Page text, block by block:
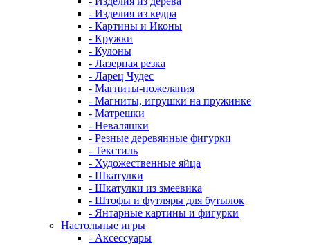
- Изделия из кедра
- Картины и Иконы
- Кружки
- Кулоны
- Лазерная резка
- Ларец Чудес
- Магниты-пожелания
- Магниты, игрушки на пружинке
- Матрешки
- Неваляшки
- Резные деревянные фигурки
- Текстиль
- Художественные яйца
- Шкатулки
- Шкатулки из змеевика
- Штофы и футляры для бутылок
- Янтарные картины и фигурки
Настольные игры
- Аксессуары